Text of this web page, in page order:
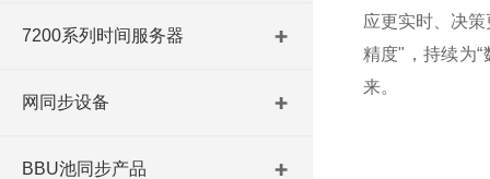
7200系列时间服务器
网同步设备
BBU池同步产品
应更实时、决
精度"，持续为
来。